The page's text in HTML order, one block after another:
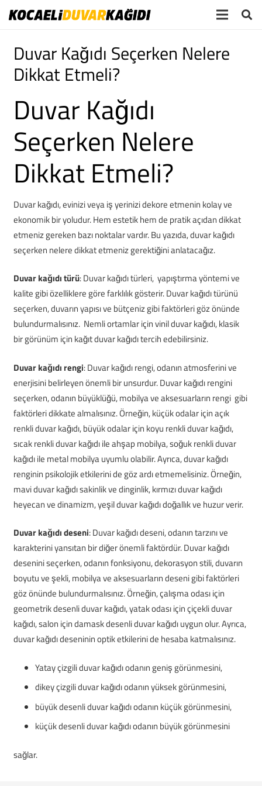
Duvar Kağıdı Seçerken Nelere
Dikkat Etmeli?
Duvar Kağıdı
Seçerken Nelere
Dikkat Etmeli?
Duvar kağıdı, evinizi veya iş yerinizi dekore etmenin kolay ve
ekonomik bir yoludur. Hem estetik hem de pratik açıdan dikkat
etmeniz gereken bazı noktalar vardır. Bu yazıda, duvar kağıdı
seçerken nelere dikkat etmeniz gerektiğini anlatacağız.
Duvar kağıdı türü: Duvar kağıdı türleri, yapıştırma yöntemi ve
kalite gibi özelliklere göre farklılık gösterir. Duvar kağıdı türünü
seçerken, duvarın yapısı ve bütçeniz gibi faktörleri göz önünde
bulundurmalısınız. Nemli ortamlar için vinil duvar kağıdı, klasik
bir görünüm için kağıt duvar kağıdı tercih edebilirsiniz.
Duvar kağıdı rengi: Duvar kağıdı rengi, odanın atmosferini ve
enerjisini belirleyen önemli bir unsurdur. Duvar kağıdı rengini
seçerken, odanın büyüklüğü, mobilya ve aksesuarların rengi gibi
faktörleri dikkate almalısınız. Örneğin, küçük odalar için açık
renkli duvar kağıdı, büyük odalar için koyu renkli duvar kağıdı,
sıcak renkli duvar kağıdı ile ahşap mobilya, soğuk renkli duvar
kağıdı ile metal mobilya uyumlu olabilir. Ayrıca, duvar kağıdı
renginin psikolojik etkilerini de göz ardı etmemelisiniz. Örneğin,
mavi duvar kağıdı sakinlik ve dinginlik, kırmızı duvar kağıdı
heyecan ve dinamizm, yeşil duvar kağıdı doğallık ve huzur verir.
Duvar kağıdı deseni: Duvar kağıdı deseni, odanın tarzını ve
karakterini yansıtan bir diğer önemli faktördür. Duvar kağıdı
desenini seçerken, odanın fonksiyonu, dekorasyon stili, duvarın
boyutu ve şekli, mobilya ve aksesuarların deseni gibi faktörleri
göz önünde bulundurmalısınız. Örneğin, çalışma odası için
geometrik desenli duvar kağıdı, yatak odası için çiçekli duvar
kağıdı, salon için damask desenli duvar kağıdı uygun olur. Ayrıca,
duvar kağıdı deseninin optik etkilerini de hesaba katmalısınız.
Yatay çizgili duvar kağıdı odanın geniş görünmesini,
dikey çizgili duvar kağıdı odanın yüksek görünmesini,
büyük desenli duvar kağıdı odanın küçük görünmesini,
küçük desenli duvar kağıdı odanın büyük görünmesini
sağlar.